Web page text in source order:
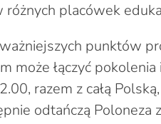
placówek
punktów
może łączyć
razem z całą
odtańczą Poloneza